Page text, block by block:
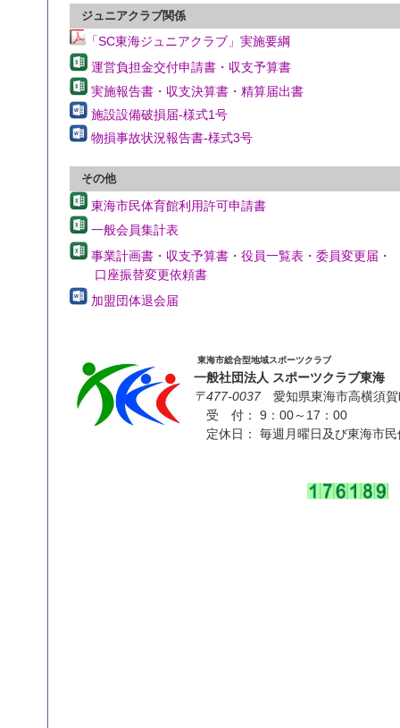
ジュニアクラブ関係
「SC東海ジュニアクラブ」実施要綱
運営負担金交付申請書・収支予算書
実施報告書・収支決算書・精算届出書
施設設備破損届-様式1号
物損事故状況報告書-様式3号
その他
東海市民体育館利用許可申請書
一般会員集計表
事業計画書・収支予算書・役員一覧表・委員変更届・
口座振替変更依頼書
加盟団体退会届
東海市総合型地域スポーツクラブ
一般社団法人 スポーツクラブ東海
〒477-0037 愛知県東海市高横須
受 付： 9：00～17：00
定休日： 毎週月曜日及び東海市